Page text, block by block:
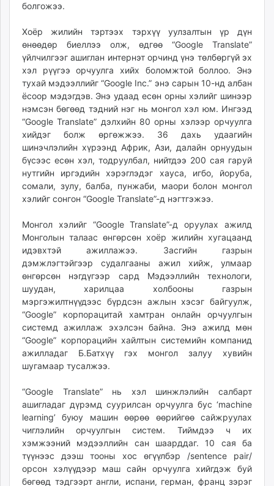
mminfo.mn
urlag.mn
unen.mn
asu.mn
shudarga.mn
shuurhai.mn
unuudur.mn
isee.mn
mglradio.com
fact.mn
itoim.mn
tumen.mn
times.mn
tvmongolia.mn
mass.mn
unegui.mn
assa.mn
toim.mn
tac.mn
paparazzi.mn
unread.today
болгожээ.
Хоёр жилийн тэртээх тэрхүү уулзалтын үр дүн
өнөөдөр биеллээ олж, өдгөө “Google Translate”
үйлчилгээг ашиглан интернэт орчинд үнэ төлбөргүй эх
хэл рүүгээ орчуулга хийх боломжтой боллоо. Энэ
тухай мэдээллийг “Google Inc.” энэ сарын 10-нд албан
ёсоор мэдэгдэв. Энэ удаад есөн орны хэлийг шинээр
нэмсэн бөгөөд тэдний нэг нь монгол хэл юм. Ингээд
“Google Translate” дэлхийн 80 орны хэлээр орчуулга
хийдэг болж өргөжжээ. 36 дахь удаагийн
шинэчлэлийн хүрээнд Африк, Ази, далайн орнуудын
бүсээс есөн хэл, тодруулбал, нийтдээ 200 сая гаруй
нутгийн иргэдийн хэрэглэдэг хауса, игбо, йоруба,
сомали, зулу, балба, пунжаби, маори болон монгол
хэлийг сонгон “Google Translate”-д нэгтгэжээ.
Монгол хэлийг “Google Translate”-д оруулах ажилд
Монголын талаас өнгөрсөн хоёр жилийн хугацаанд
идэвхтэй ажиллажээ. Засгийн газрын
дэмжлэгтэйгээр судалгааны ажил хийж, улмаар
өнгөрсөн нэгдүгээр сард Мэдээллийн технологи,
шуудан, харилцаа холбооны газрын
мэргэжилтнүүдээс бүрдсэн ажлын хэсэг байгуулж,
“Google” корпорацитай хамтран онлайн орчуулгын
системд ажиллаж эхэлсэн байна. Энэ ажилд мөн
“Google” корпорацийн хайлтын системийн компанид
ажилладаг Б.Батхүү гэх монгол залуу хувийн
шугамаар тусалжээ.
“Google Translate” нь хэл шинжлэлийн салбарт
ашигладаг дүрэмд суурилсан орчуулга бус ‘machine
learning’ буюу машин өөрөө өөрийгөө сайжруулах
чиглэлийн орчуулгын систем. Тиймдээ ч их
хэмжээний мэдээллийн сан шаарддаг. 10 сая ба
түүнээс дээш тооны хос өгүүлбэр /sentence pair/
орсон хэлүүдээр маш сайн орчуулга хийгдэж буй
бөгөөд тэдгээрт англи, испани, герман, франц зэрэг